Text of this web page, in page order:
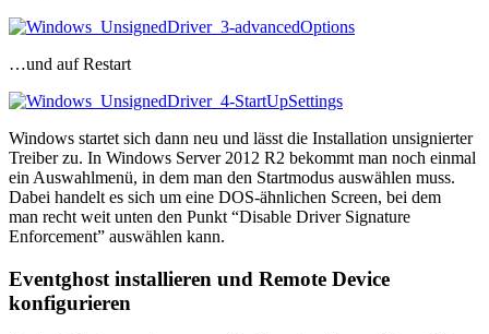
…und auf Restart
Windows startet sich dann neu und lässt die Installation unsignierter
Treiber zu. In Windows Server 2012 R2 bekommt man noch einmal
ein Auswahlmenü, in dem man den Startmodus auswählen muss.
Dabei handelt es sich um eine DOS-ähnlichen Screen, bei dem
man recht weit unten den Punkt “Disable Driver Signature
Enforcement” auswählen kann.
Eventghost installieren und Remote Device
konfigurieren